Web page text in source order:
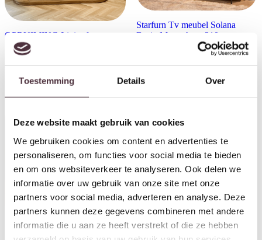
Toestemming Details Over
Deze website maakt gebruik van cookies
We gebruiken cookies om content en advertenties te
personaliseren, om functies voor social media te bieden
en om ons websiteverkeer te analyseren. Ook delen we
informatie over uw gebruik van onze site met onze
partners voor social media, adverteren en analyse. Deze
partners kunnen deze gegevens combineren met andere
informatie die u aan ze heeft verstrekt of die ze hebben
OPRUIMING Livingfurn tv
meubel Novero 140cm/ nieuw
in doos
€699,00Oorspronkelijke prijs was: €699,00.
€595,00Huidige prijs is: €595,00.
Starfurn Tv meubel Solana
Bruin Mangohout 210 cm
Starfurn Tv meubel Solana
SHOWMODEL Tower Living
tv meubel Palazzo 180x45x55
cm teak
€1.179,00 Oorspronkelijke prijs
€709,00Huidige prijs